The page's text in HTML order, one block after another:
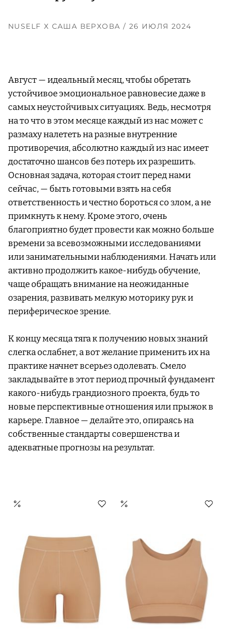
NUSELF Х CАША ВЕРХОВА / 26 ИЮЛЯ 2024
Август — идеальный месяц, чтобы обретать
устойчивое эмоциональное равновесие даже в
самых неустойчивых ситуациях. Ведь, несмотря
на то что в этом месяце каждый из нас может с
размаху налететь на разные внутренние
противоречия, абсолютно каждый из нас имеет
достаточно шансов без потерь их разрешить.
Основная задача, которая стоит перед нами
сейчас, — быть готовыми взять на себя
ответственность и честно бороться со злом, а не
примкнуть к нему. Кроме этого, очень
благоприятно будет провести как можно больше
времени за всевозможными исследованиями
или занимательными наблюдениями. Начать или
активно продолжить какое-нибудь обучение,
чаще обращать внимание на неожиданные
озарения, развивать мелкую моторику рук и
периферическое зрение.
К концу месяца тяга к получению новых знаний
слегка ослабнет, а вот желание применить их на
практике начнет всерьез одолевать. Смело
закладывайте в этот период прочный фундамент
какого-нибудь грандиозного проекта, будь то
новые перспективные отношения или прыжок в
карьере. Главное — делайте это, опираясь на
собственные стандарты совершенства и
адекватные прогнозы на результат.